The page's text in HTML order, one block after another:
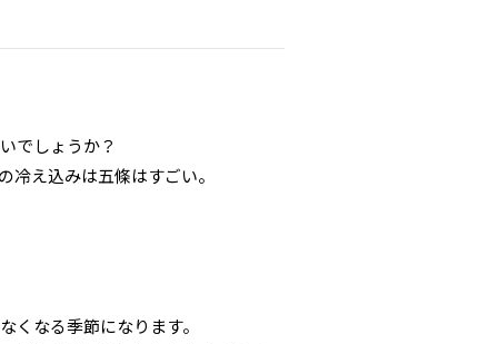
でしょうか？
冷え込みは五條はすごい。
くなる季節になります。